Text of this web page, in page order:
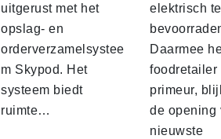
uitgerust met het
opslag- en
orderverzamelsystee
m Skypod. Het
systeem biedt
ruimte…
elektrisch te
Daarmee
foodretailer
primeur,
de opening
nieuwste